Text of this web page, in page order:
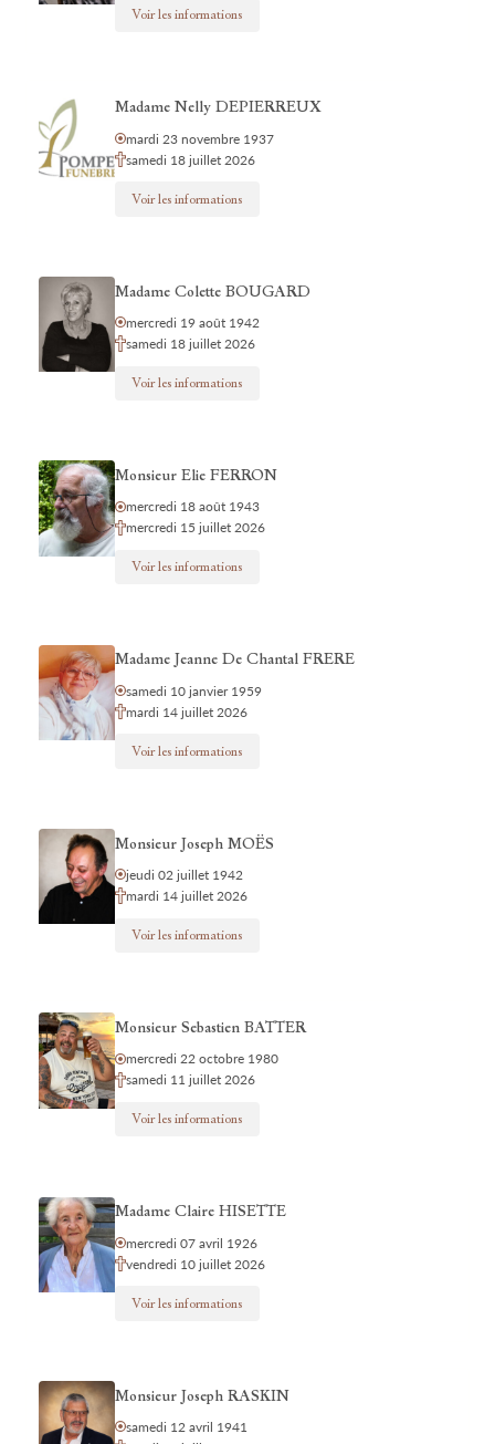
Voir les informations
Madame Nelly DEPIERREUX
mardi 23 novembre 1937
samedi 18 juillet 2026
Voir les informations
Madame Colette BOUGARD
mercredi 19 août 1942
samedi 18 juillet 2026
Voir les informations
Monsieur Elie FERRON
mercredi 18 août 1943
mercredi 15 juillet 2026
Voir les informations
Madame Jeanne De Chantal FRERE
samedi 10 janvier 1959
mardi 14 juillet 2026
Voir les informations
Monsieur Joseph MOËS
jeudi 02 juillet 1942
mardi 14 juillet 2026
Voir les informations
Monsieur Sebastien BATTER
mercredi 22 octobre 1980
samedi 11 juillet 2026
Voir les informations
Madame Claire HISETTE
mercredi 07 avril 1926
vendredi 10 juillet 2026
Voir les informations
Monsieur Joseph RASKIN
samedi 12 avril 1941